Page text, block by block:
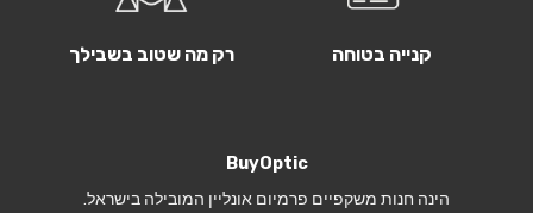
קנייה בטוחה רק מה שטוב בשבילך
BuyOptic
הינה חנות משקפיים פרמיום אונליין המובילה בישראל.